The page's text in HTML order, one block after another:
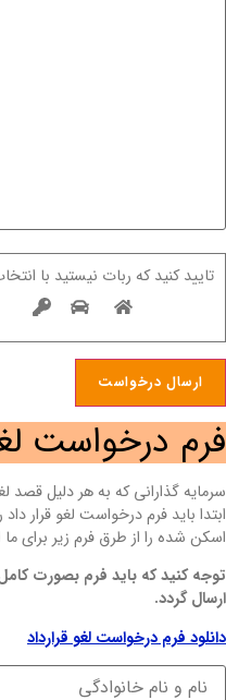
تایید کنید که ربات نیستید با
فرم درخواست
سرمایه گذارانی که به هر دلیل قصد
ابتدا باید فرم درخواست لغو قرار
اسکن شده را از طرق فرم زیر برای ما
توجه کنید که باید فرم بصورت
ارسال گردد.
دانلود فرم درخواست لغو قرارداد